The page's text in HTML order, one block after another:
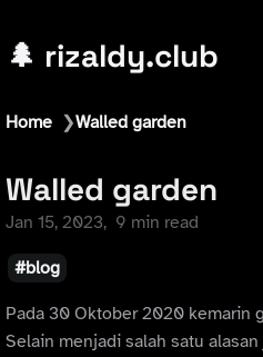
🌲 rizaldy.club
Home ❯Walled garden
Walled garden
Jan 15, 2023 9 min read
blog
Pada 30 Oktober 2020 kemarin
Selain menjadi salah satu